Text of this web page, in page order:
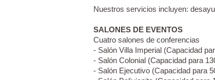
Nuestros servicios incluyen:
SALONES DE EVENTOS
Cuatro salones de conferencias
- Salón Villa Imperial (Capacidad
- Salón Colonial (Capacidad para
- Salón Ejecutivo (Capacidad para